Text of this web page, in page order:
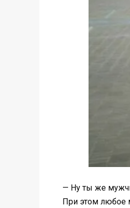
— Ну ты же
При этом любое